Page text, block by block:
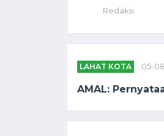
Redaksi
LAHAT KOTA 05-
AMAL: